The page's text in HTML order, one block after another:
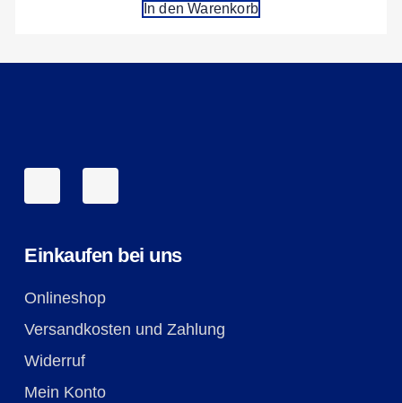
In den Warenkorb
Einkaufen bei uns
Onlineshop
Versandkosten und Zahlung
Widerruf
Mein Konto